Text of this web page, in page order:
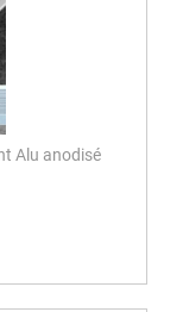
Alu anodisé